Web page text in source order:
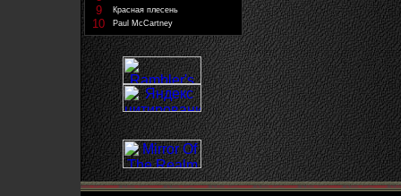
9 Красная плесень
10 Paul McCartney